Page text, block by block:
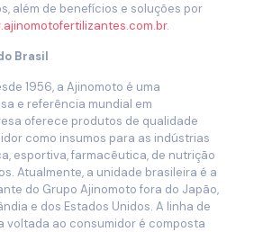
além de benefícios e soluções por
.
Brasil
1956, a Ajinomoto é uma
e referência mundial em
oferece produtos de qualidade
como insumos para as indústrias
esportiva, farmacêutica, de nutrição
Atualmente, a unidade brasileira é a
do Grupo Ajinomoto fora do Japão,
e dos Estados Unidos. A linha de
voltada ao consumidor é composta